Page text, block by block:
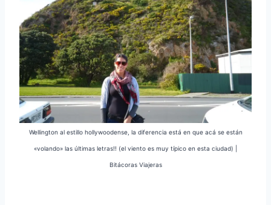
Wellington al estillo hollywoodense, la diferencia está en que acá se están
«volando» las últimas letras!! (el viento es muy típico en esta ciudad) |
Bitácoras Viajeras